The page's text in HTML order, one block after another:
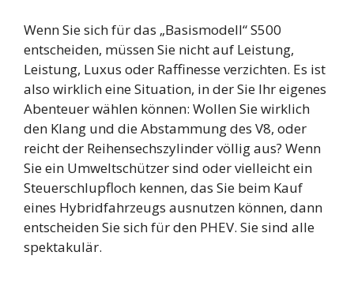
Wenn Sie sich für das „Basismodell“ S500
entscheiden, müssen Sie nicht auf Leistung,
Leistung, Luxus oder Raffinesse verzichten. Es ist
also wirklich eine Situation, in der Sie Ihr eigenes
Abenteuer wählen können: Wollen Sie wirklich
den Klang und die Abstammung des V8, oder
reicht der Reihensechszylinder völlig aus? Wenn
Sie ein Umweltschützer sind oder vielleicht ein
Steuerschlupfloch kennen, das Sie beim Kauf
eines Hybridfahrzeugs ausnutzen können, dann
entscheiden Sie sich für den PHEV. Sie sind alle
spektakulär.